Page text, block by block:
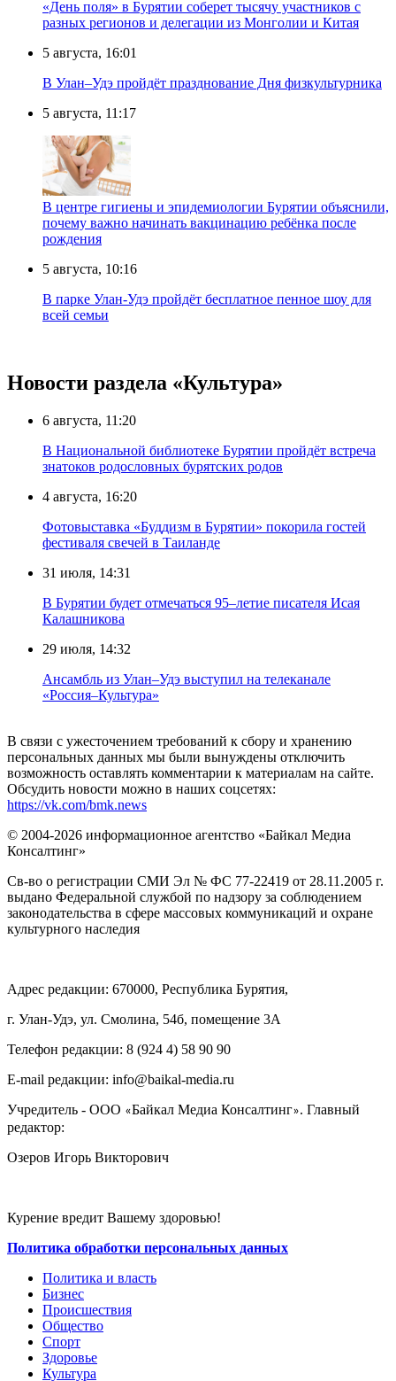
«День поля» в Бурятии соберет тысячу участников с
разных регионов и делегации из Монголии и Китая
5 августа, 16:01
В Улан–Удэ пройдёт празднование Дня физкультурника
5 августа, 11:17
В центре гигиены и эпидемиологии Бурятии объяснили,
почему важно начинать вакцинацию ребёнка после
рождения
5 августа, 10:16
В парке Улан-Удэ пройдёт бесплатное пенное шоу для
всей семьи
Новости раздела «Культура»
6 августа, 11:20
В Национальной библиотеке Бурятии пройдёт встреча
знатоков родословных бурятских родов
4 августа, 16:20
Фотовыставка «Буддизм в Бурятии» покорила гостей
фестиваля свечей в Таиланде
31 июля, 14:31
В Бурятии будет отмечаться 95–летие писателя Исая
Калашникова
29 июля, 14:32
Ансамбль из Улан–Удэ выступил на телеканале
«Россия–Культура»
В связи с ужесточением требований к сбору и хранению
персональных данных мы были вынуждены отключить
возможность оставлять комментарии к материалам на сайте.
Обсудить новости можно в наших соцсетях:
https://vk.com/bmk.news
© 2004-2026 информационное агентство «Байкал Медиа
Консалтинг»
Св-во о регистрации СМИ Эл № ФС 77-22419 от 28.11.2005 г.
выдано Федеральной службой по надзору за соблюдением
законодательства в сфере массовых коммуникаций и охране
культурного наследия
Адрес редакции: 670000, Республика Бурятия,
г. Улан-Удэ, ул. Смолина, 54б, помещение 3А
Телефон редакции: ‎‎8 (924 4) 58 90 90
E-mail редакции: info@baikal-media.ru
Учредитель - ООО «Байкал Медиа Консалтинг». Главный
редактор:
Озеров Игорь Викторович
Курение вредит Вашему здоровью!
Политика обработки персональных данных
Политика и власть
Бизнес
Происшествия
Общество
Cпорт
Здоровье
Культура